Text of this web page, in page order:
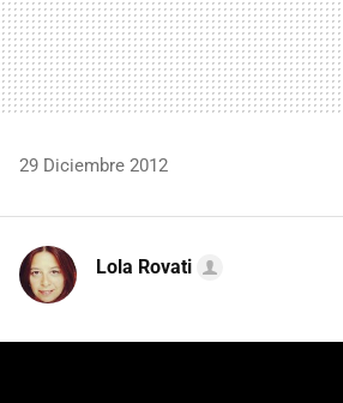
29 Diciembre 2012
Lola Rovati